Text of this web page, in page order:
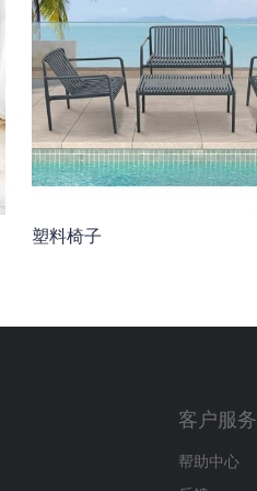
塑料椅子
客户服务
帮助中心